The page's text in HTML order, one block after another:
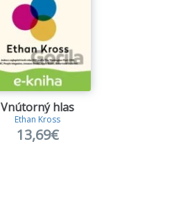
Vnútorný hlas
Ethan Kross
13,69€